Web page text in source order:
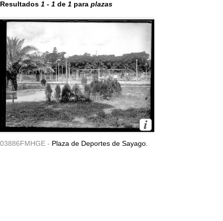
Resultados 1 - 1 de 1 para plazas
03886FMHGE - Plaza de Deportes de Sayago.